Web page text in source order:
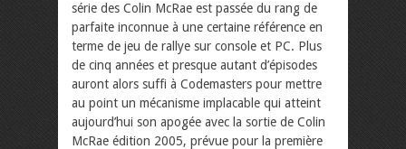
série des Colin McRae est passée du rang de
parfaite inconnue à une certaine référence en
terme de jeu de rallye sur console et PC. Plus
de cinq années et presque autant d’épisodes
auront alors suffi à Codemasters pour mettre
au point un mécanisme implacable qui atteint
aujourd’hui son apogée avec la sortie de Colin
McRae édition 2005, prévue pour la première